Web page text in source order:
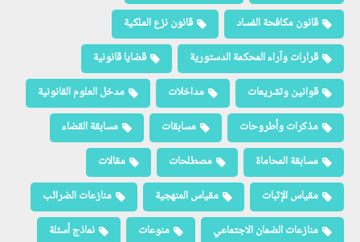
قانون مكافحة الفساد
قانون نزع الملكية
قرارات وآراء المحكمة الدستورية
قضايا قانونية
قوانين وتشريعات
مداخلات
مدخل العلوم القانونية
مذكرات وأطروحات
مسابقات
مسابقة القضاء
مسابقة المحاماة
مصطلحات
مقالات
مقياس الإثبات
مقياس المنهجية
منازعات الضرائب
منازعات الضمان الاجتماعي
منوعات
نماذج أسئلة